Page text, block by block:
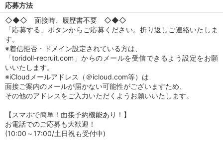
応募方法
◇◆◇ 面接時、履歴書不要 ◇◆◇
「応募する」ボタンからご応募ください。折り返しご連絡いたしま
す。
※着信拒否・ドメイン設定されている方は、
「toridoll-recruit.com」からのメールを受信できるよう設定をお願
いいたします。
※iCloudメールアドレス（＠icloud.com等）は
面接ご案内のメールが届かない可能性がございますため、
その他のアドレスをご入力いただくようお願いいたします。
【スマホで簡単！面接予約機能あり！】
お電話でのご応募も大歓迎！
(10:00～17:00/土日祝も受付中)